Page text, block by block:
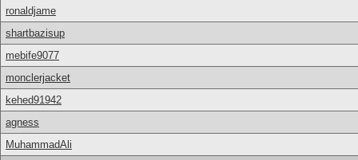
ronaldjame
shartbazisup
mebife9077
monclerjacket
kehed91942
agness
MuhammadAli